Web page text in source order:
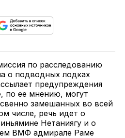
по расследованию
о подводных лодках
предупреждения
по ее мнению, могут
замешанных во всей
числе, речь идет о
Нетаниягу и о
ВМФ адмирале Раме